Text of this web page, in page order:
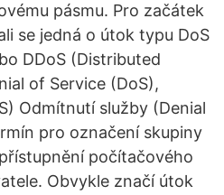
pásmu. Pro začátek
se jedná o útok typu DoS
DDoS (Distributed
of Service (DoS),
Odmítnutí služby (Denial
pro označení skupiny
počítačového
Obvykle značí útok